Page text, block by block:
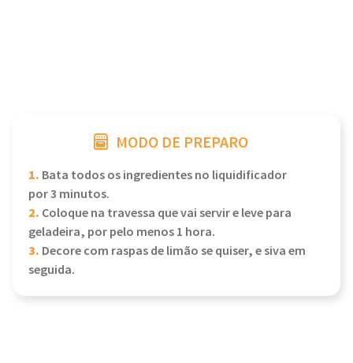
MODO DE PREPARO
1. Bata todos os ingredientes no liquidificador
por 3 minutos.
2. Coloque na travessa que vai servir e leve para
geladeira, por pelo menos 1 hora.
3. Decore com raspas de limão se quiser, e siva em
seguida.